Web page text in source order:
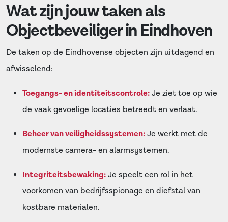
Wat zijn jouw taken als
Objectbeveiliger in Eindhoven
De taken op de Eindhovense objecten zijn uitdagend en
afwisselend:
Toegangs- en identiteitscontrole:Je ziet toe op wie
de vaak gevoelige locaties betreedt en verlaat.
Beheer van veiligheidssystemen:Je werkt met de
modernste camera- en alarmsystemen.
Integriteitsbewaking:Je speelt een rol in het
voorkomen van bedrijfsspionage en diefstal van
kostbare materialen.